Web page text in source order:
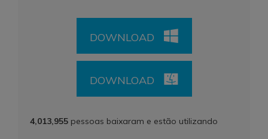
DOWNLOAD
DOWNLOAD
4,013,955 pessoas baixaram e estão utilizando